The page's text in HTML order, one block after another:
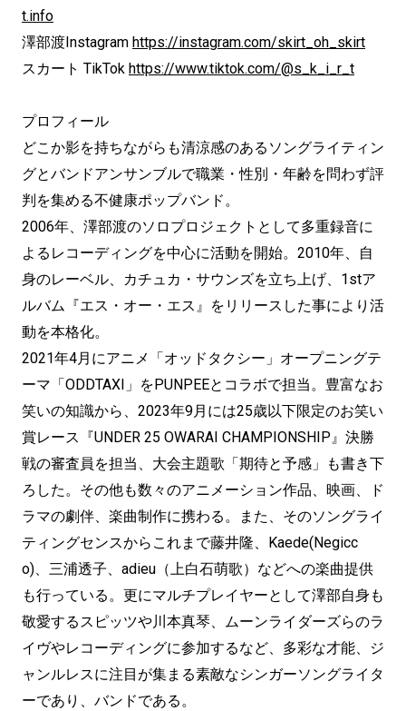
t.info
澤部渡Instagram https://instagram.com/skirt_oh_skirt
スカート TikTok https://www.tiktok.com/@s_k_i_r_t
プロフィール
どこか影を持ちながらも清涼感のあるソングライティン
グとバンドアンサンブルで職業・性別・年齢を問わず評
判を集める不健康ポップバンド。
2006年、澤部渡のソロプロジェクトとして多重録音に
よるレコーディングを中心に活動を開始。2010年、自
身のレーベル、カチュカ・サウンズを立ち上げ、1stア
ルバム『エス・オー・エス』をリリースした事により活
動を本格化。
2021年4月にアニメ「オッドタクシー」オープニングテ
ーマ「ODDTAXI」をPUNPEEとコラボで担当。豊富なお
笑いの知識から、2023年9月には25歳以下限定のお笑い
賞レース『UNDER 25 OWARAI CHAMPIONSHIP』決勝
戦の審査員を担当、大会主題歌「期待と予感」も書き下
ろした。その他も数々のアニメーション作品、映画、ド
ラマの劇伴、楽曲制作に携わる。また、そのソングライ
ティングセンスからこれまで藤井隆、Kaede(Negicc
o)、三浦透子、adieu（上白石萌歌）などへの楽曲提供
も行っている。更にマルチプレイヤーとして澤部自身も
敬愛するスピッツや川本真琴、ムーンライダーズらのラ
イヴやレコーディングに参加するなど、多彩な才能、ジ
ャンルレスに注目が集まる素敵なシンガーソングライタ
ーであり、バンドである。